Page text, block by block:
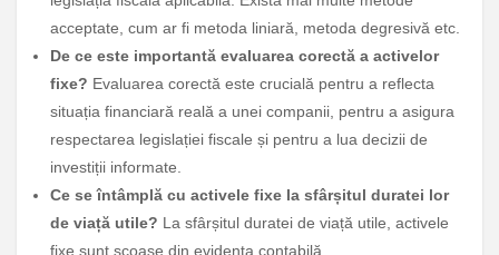
acceptate, cum ar fi metoda liniară, metoda degresivă etc.
De ce este importantă evaluarea corectă a activelor
fixe? Evaluarea corectă este crucială pentru a reflecta
situația financiară reală a unei companii, pentru a asigura
respectarea legislației fiscale și pentru a lua decizii de
investiții informate.
Ce se întâmplă cu activele fixe la sfârșitul duratei lor
de viață utile? La sfârșitul duratei de viață utile, activele
fixe sunt scoase din evidența contabilă.